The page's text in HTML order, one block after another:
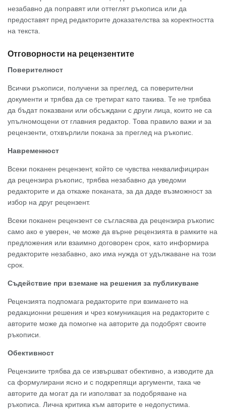
незабавно да поправят или оттеглят ръкописа или да
предоставят пред редакторите доказателства за коректността
на текста.
Отговорности на рецензентите
Поверителност
Всички ръкописи, получени за преглед, са поверителни
документи и трябва да се третират като такива. Те не трябва
да бъдат показвани или обсъждани с други лица, които не са
упълномощени от главния редактор. Това правило важи и за
рецензенти, отхвърлили покана за преглед на ръкопис.
Навременност
Всеки поканен рецензент, който се чувства неквалифициран
да рецензира ръкопис, трябва незабавно да уведоми
редакторите и да откаже поканата, за да даде възможност за
избор на друг рецензент.
Всеки поканен рецензент се съгласява да рецензира ръкопис
само ако е уверен, че може да върне рецензията в рамките на
предложения или взаимно договорен срок, като информира
редакторите незабавно, ако има нужда от удължаване на този
срок.
Съдействие при вземане на решения за публикуване
Рецензията подпомага редакторите при взимането на
редакционни решения и чрез комуникация на редакторите с
авторите може да помогне на авторите да подобрят своите
ръкописи.
Обективност
Рецензиите трябва да се извършват обективно, а изводите да
са формулирани ясно и с подкрепящи аргументи, така че
авторите да могат да ги използват за подобряване на
ръкописа. Лична критика към авторите е недопустима.